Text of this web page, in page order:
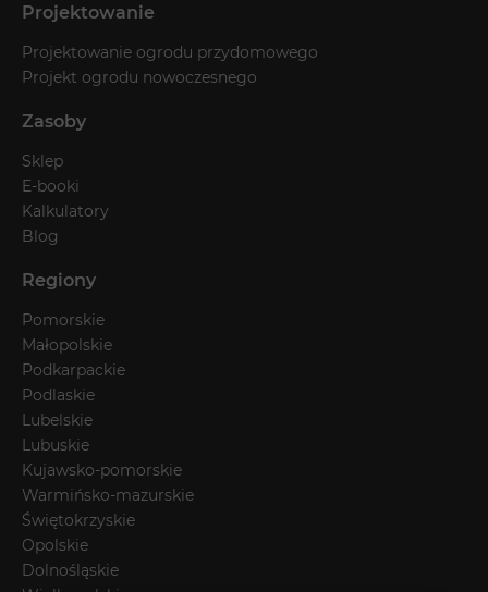
Projektowanie
Projektowanie ogrodu przydomowego
Projekt ogrodu nowoczesnego
Zasoby
Sklep
E-booki
Kalkulatory
Blog
Regiony
Pomorskie
Małopolskie
Podkarpackie
Podlaskie
Lubelskie
Lubuskie
Kujawsko-pomorskie
Warmińsko-mazurskie
Świętokrzyskie
Opolskie
Dolnośląskie